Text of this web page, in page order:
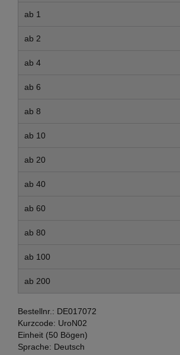
ab 1
ab 2
ab 4
ab 6
ab 8
ab 10
ab 20
ab 40
ab 60
ab 80
ab 100
ab 200
Bestellnr.: DE017072
Kurzcode: UroN02
Einheit (50 Bögen)
Sprache: Deutsch